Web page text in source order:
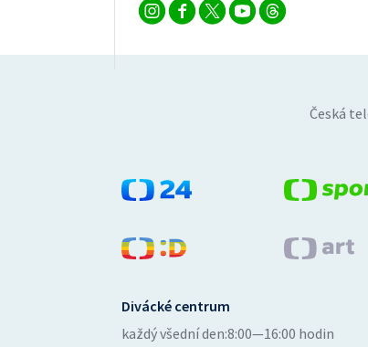
Česká
Divácké centrum
každý všední den:8:00—16:00 hodin